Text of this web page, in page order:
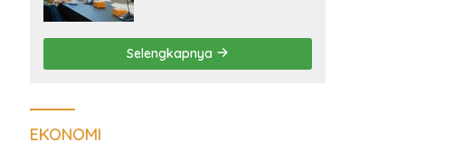
Tanggamus
Selengkapnya
EKONOMI